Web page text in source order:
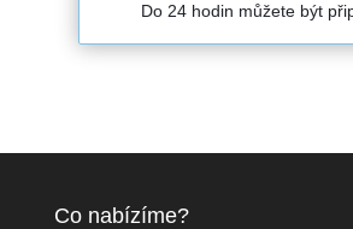
Do 24 hodin můžete být
Co nabízíme?